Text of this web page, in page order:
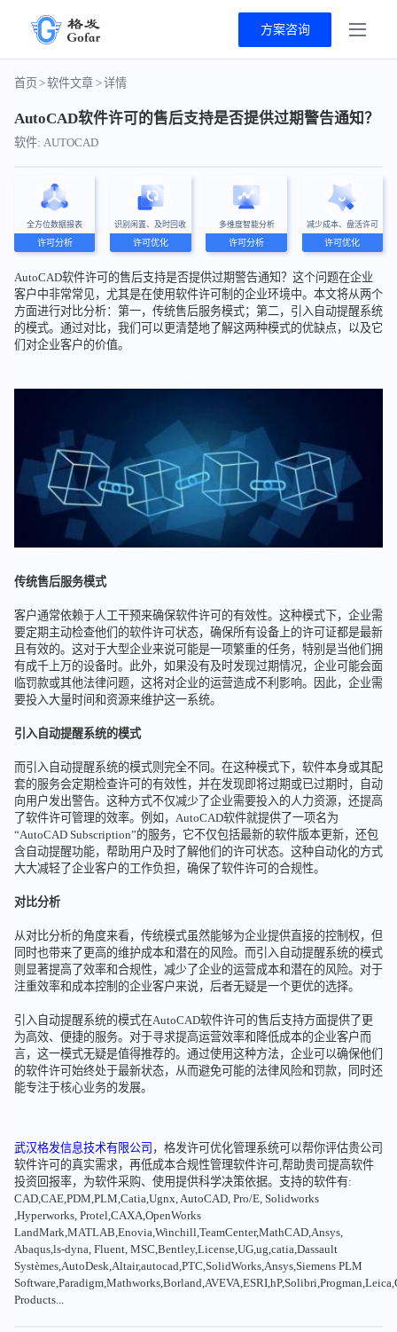
方案咨询
首页>软件文章 >详情
AutoCAD软件许可的售后支持是否提供过期警告通知？
软件: AUTOCAD
全方位数据报表
许可分析
识别闲置、及时回收
许可优化
多维度智能分析
许可分析
减少成本、盘活许可
许可优化
AutoCAD软件许可的售后支持是否提供过期警告通知？这个问题在企业
客户中非常常见，尤其是在使用软件许可制的企业环境中。本文将从两个
方面进行对比分析：第一，传统售后服务模式；第二，引入自动提醒系统
的模式。通过对比，我们可以更清楚地了解这两种模式的优缺点，以及它
们对企业客户的价值。
传统售后服务模式
客户通常依赖于人工干预来确保软件许可的有效性。这种模式下，企业需
要定期主动检查他们的软件许可状态，确保所有设备上的许可证都是最新
且有效的。这对于大型企业来说可能是一项繁重的任务，特别是当他们拥
有成千上万的设备时。此外，如果没有及时发现过期情况，企业可能会面
临罚款或其他法律问题，这将对企业的运营造成不利影响。因此，企业需
要投入大量时间和资源来维护这一系统。
引入自动提醒系统的模式
而引入自动提醒系统的模式则完全不同。在这种模式下，软件本身或其配
套的服务会定期检查许可的有效性，并在发现即将过期或已过期时，自动
向用户发出警告。这种方式不仅减少了企业需要投入的人力资源，还提高
了软件许可管理的效率。例如，AutoCAD软件就提供了一项名为
“AutoCAD Subscription”的服务，它不仅包括最新的软件版本更新，还包
含自动提醒功能，帮助用户及时了解他们的许可状态。这种自动化的方式
大大减轻了企业客户的工作负担，确保了软件许可的合规性。
对比分析
从对比分析的角度来看，传统模式虽然能够为企业提供直接的控制权，但
同时也带来了更高的维护成本和潜在的风险。而引入自动提醒系统的模式
则显著提高了效率和合规性，减少了企业的运营成本和潜在的风险。对于
注重效率和成本控制的企业客户来说，后者无疑是一个更优的选择。
引入自动提醒系统的模式在AutoCAD软件许可的售后支持方面提供了更
为高效、便捷的服务。对于寻求提高运营效率和降低成本的企业客户而
言，这一模式无疑是值得推荐的。通过使用这种方法，企业可以确保他们
的软件许可始终处于最新状态，从而避免可能的法律风险和罚款，同时还
能专注于核心业务的发展。
武汉格发信息技术有限公司 ，格发许可优化管理系统可以帮你评估贵公司
软件许可的真实需求，再低成本合规性管理软件许可,帮助贵司提高软件
投资回报率，为软件采购、使用提供科学决策依据。支持的软件有:
CAD,CAE,PDM,PLM,Catia,Ugnx, AutoCAD, Pro/E, Solidworks
,Hyperworks, Protel,CAXA,OpenWorks
LandMark,MATLAB,Enovia,Winchill,TeamCenter,MathCAD,Ansys,
Abaqus,ls-dyna, Fluent, MSC,Bentley,License,UG,ug,catia,Dassault
Systèmes,AutoDesk,Altair,autocad,PTC,SolidWorks,Ansys,Siemens PLM
Products...